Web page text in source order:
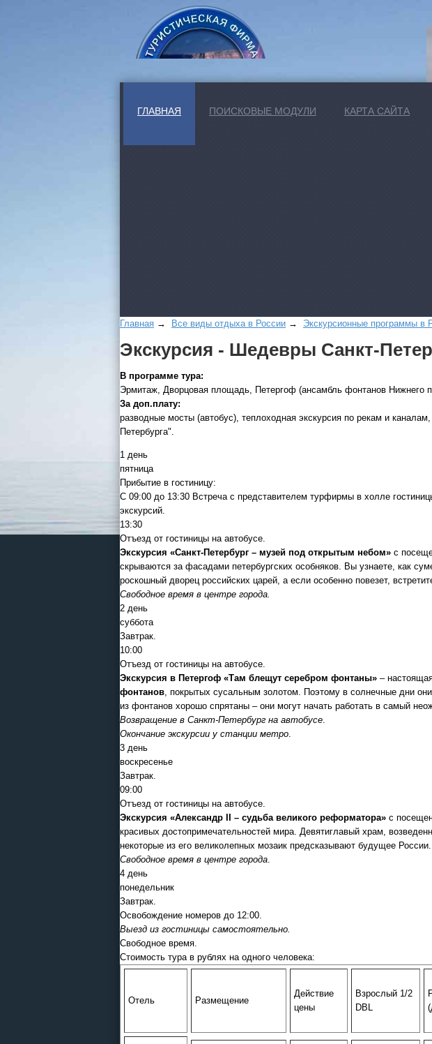
ГЛАВНАЯ ПОИСКОВЫЕ МОДУЛИ КАРТА САЙТА
Главная → Все виды отдыха в России → Экскурсионные программы в
Экскурсия - Шедевры Санкт-
В программе тура:
Эрмитаж, Дворцовая площадь, Петергоф (ансамбль фонтанов Нижнего
За доп.плату:
разводные мосты (автобус), теплоходная экскурсия по рекам и
Петербурга".
1 день
пятница
Прибытие в гостиницу:
С 09:00 до 13:30 Встреча с представителем турфирмы в холле
экскурсий.
13:30
Отъезд от гостиницы на автобусе.
Экскурсия «Санкт-Петербург – музей под открытым небом» с
скрываются за фасадами петербургских особняков. Вы узнаете, как
роскошный дворец российских царей, а если особенно повезет,
Свободное время в центре города.
2 день
суббота
Завтрак.
10:00
Отъезд от гостиницы на автобусе.
Экскурсия в Петергоф «Там блещут серебром фонтаны» –
фонтанов , покрытых сусальным золотом. Поэтому в солнечные дни
из фонтанов хорошо спрятаны – они могут начать работать в самый
Возвращение в Санкт-Петербург на автобусе
Окончание экскурсии у станции метро
3 день
воскресенье
Завтрак.
09:00
Отъезд от гостиницы на автобусе.
Экскурсия «Александр II – судьба великого реформатора» с
красивых достопримечательностей мира. Девятиглавый храм,
некоторые из его великолепных мозаик предсказывают будущее
Свободное время в центре города
4 день
понедельник
Завтрак.
Освобождение номеров до 12:00.
Выезд из гостиницы самостоятельно.
Свободное время.
Стоимость тура в рублях на одного человека:
Отель Размещение
Действие
цены
Взрослый 1/2
DBL